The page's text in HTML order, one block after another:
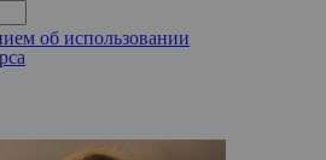
об использовании